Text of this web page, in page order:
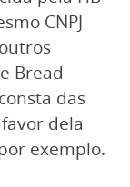
CNPJ
Bread
das
dela
exemplo.